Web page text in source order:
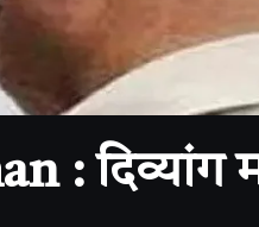
: दिव्यांग